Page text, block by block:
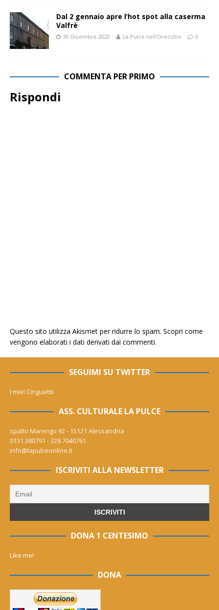
Dal 2 gennaio apre l’hot spot alla caserma
Valfrè
30 Dicembre 2020 La Pulce nell'Orecchio 0
COMMENTA PER PRIMO
Rispondi
Questo sito utilizza Akismet per ridurre lo spam. Scopri come
vengono elaborati i dati derivati dai commenti.
SEGUIMI SU TWITTER
I miei Cinguettii
ASS. CULTURALE LA PULCE
spalto Marengo 92 - 15121 Alessandria
0131.380791 - 328.7040761
info@lapulceonline.it
ISCRIVITI ALLA NEWSLETTER
DONA 1 CENTESIMO
Like me!
DONA